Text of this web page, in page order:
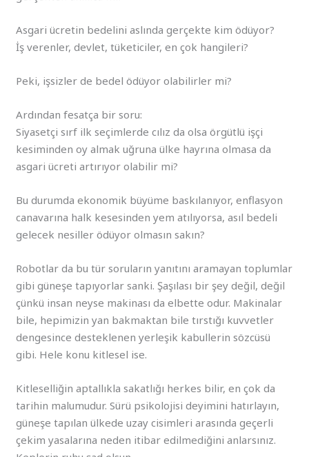
Asgari ücretin bedelini aslında gerçekte kim ödüyor?
İş verenler, devlet, tüketiciler, en çok hangileri?
Peki, işsizler de bedel ödüyor olabilirler mi?
Ardından fesatça bir soru:
Siyasetçi sırf ilk seçimlerde cılız da olsa örgütlü işçi
kesiminden oy almak uğruna ülke hayrına olmasa da
asgari ücreti artırıyor olabilir mi?
Bu durumda ekonomik büyüme baskılanıyor, enflasyon
canavarına halk kesesinden yem atılıyorsa, asıl bedeli
gelecek nesiller ödüyor olmasın sakın?
Robotlar da bu tür soruların yanıtını aramayan toplumlar
gibi güneşe tapıyorlar sanki. Şaşılası bir şey değil, değil
çünkü insan neyse makinası da elbette odur. Makinalar
bile, hepimizin yan bakmaktan bile tırstığı kuvvetler
dengesince desteklenen yerleşik kabullerin sözcüsü
gibi. Hele konu kitlesel ise.
Kitleselliğin aptallıkla sakatlığı herkes bilir, en çok da
tarihin malumudur. Sürü psikolojisi deyimini hatırlayın,
güneşe tapılan ülkede uzay cisimleri arasında geçerli
çekim yasalarına neden itibar edilmediğini anlarsınız.